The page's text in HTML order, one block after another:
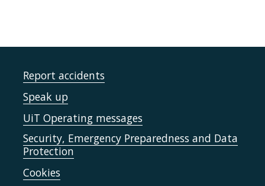
Report accidents
Speak up
UiT Operating messages
Security, Emergency Preparedness and Data
Protection
Cookies